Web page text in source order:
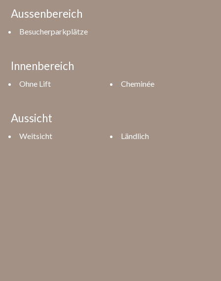
Aussenbereich
Besucherparkplätze
Innenbereich
Ohne Lift Cheminée
Aussicht
Weitsicht Ländlich